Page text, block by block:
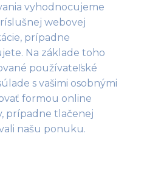
vyhodnocujeme
webovej
prípadne
Na základe toho
používateľské
s vašimi osobnými
formou online
prípadne tlačenej
našu ponuku.